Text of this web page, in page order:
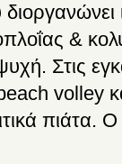
&
Στις
volley
πιάτα.